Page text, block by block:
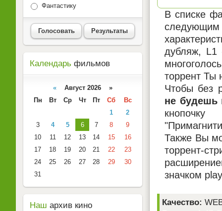
В списке
дубляж, L1
торрент Ты
Чтобы без
не будешь
Также Вы
торрент-
значком
Качество:
Фантастику
Голосовать Результаты
Календарь фильмов
« Август 2026 »
Пн
Вт Ср Чт Пт Сб
Вс
1
2
3
4 5 6 7 8
9
10
11 12 13 14 15
16
17
18 19 20 21 22
23
24
25 26 27 28 29
30
31
Наш архив кино